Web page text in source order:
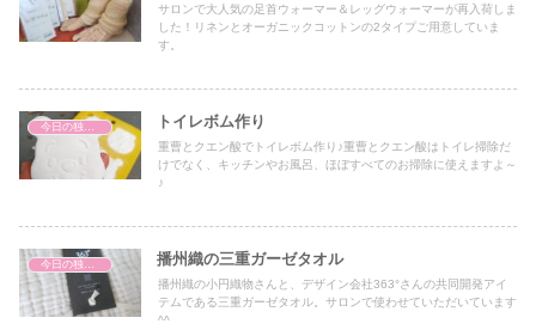
サロンで大人気の足首ウォーマー＆レッグウォーマーが再入荷しま
した！リネンとオーガニックコットンの2タイプご用意していま
す。
トイレボム作り
重曹とクエン酸でトイレボム作り♪重曹とクエン酸はトイレ掃除だ
けでなく、キッチンやお風呂、ほぼすべてのお掃除に使えますよ～
♪
播州織の三重ガーゼタオル
播州織の小円織物さんと、デザイン会社363°さんの共同開発アイ
テムである三重ガーゼタオル。サロンで使わせていただいています
^^